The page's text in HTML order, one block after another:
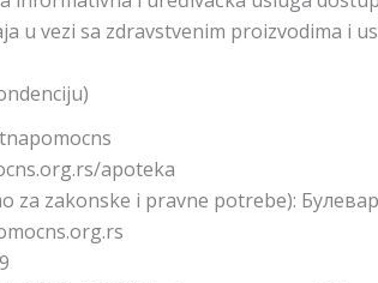
u vezi sa zdravstvenim proizvodima i
apoteka
za zakonske i pravne potrebe):